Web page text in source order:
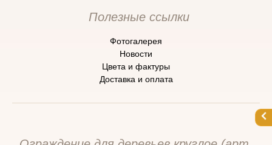
Полезные ссылки
Фотогалерея
Новости
Цвета и фактуры
Доставка и оплата